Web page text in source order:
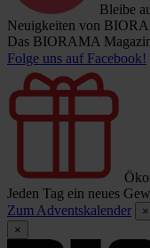
Bleibe
Neuigkeiten von
Das BIORAMA
Folge uns auf Facebook!
Jeden Tag ein neues
Zum Adventskalender
×
×